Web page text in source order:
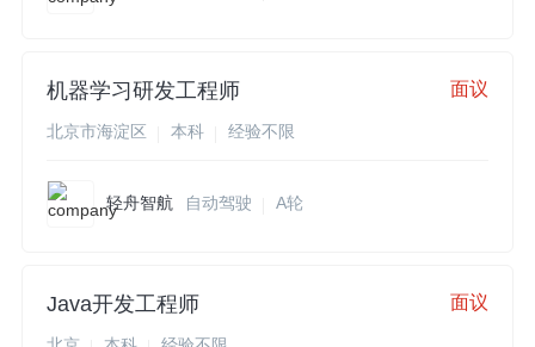
机器学习研发工程师 面议
北京市海淀区 本科 经验不限
轻舟智航 自动驾驶 A轮
Java开发工程师 面议